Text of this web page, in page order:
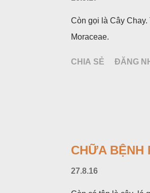
Còn gọi là Cây Chay.
Moraceae.
CHIA SẺ ĐĂNG
CHỮA BỆNH
27.8.16